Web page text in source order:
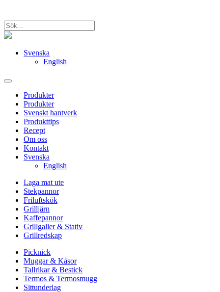
Svenska
English
Produkter
Produkter
Svenskt hantverk
Produkttips
Recept
Om oss
Kontakt
Svenska
English
Laga mat ute
Stekpannor
Friluftskök
Grilljärn
Kaffepannor
Grillgaller & Stativ
Grillredskap
Picknick
Muggar & Kåsor
Tallrikar & Bestick
Termos & Termosmugg
Sittunderlag